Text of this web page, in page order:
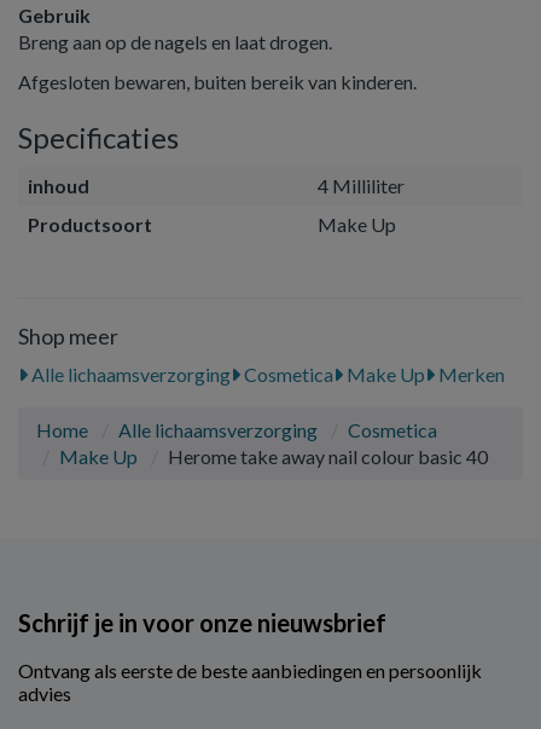
Gebruik
Breng aan op de nagels en laat drogen.
Afgesloten bewaren, buiten bereik van kinderen.
Specificaties
inhoud
4 Milliliter
Productsoort
Make Up
Shop meer
Alle lichaamsverzorging Cosmetica Make Up Merken
Home Alle lichaamsverzorging
Cosmetica
Make Up
Herome take away nail colour basic 40
Schrijf je in voor onze nieuwsbrief
Ontvang als eerste de beste aanbiedingen en persoonlijk
advies